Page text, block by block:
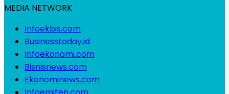
MEDIA NETWORK
Infoekbis.com
Businesstoday.id
Infoekonomi.com
Bisnisnews.com
Ekonominews.com